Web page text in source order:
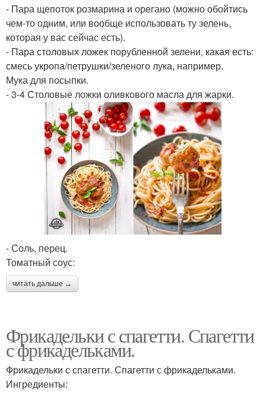
- Пара щепоток розмарина и орегано (можно обойтись
чем-то одним, или вообще использовать ту зелень,
которая у вас сейчас есть).
- Пара столовых ложек порубленной зелени, какая есть:
смесь укропа/петрушки/зеленого лука, например.
Мука для посыпки.
- 3-4 Столовые ложки оливкового масла для жарки.
- Соль, перец.
Томатный соус:
читать дальше →
Фрикадельки с спагетти. Спагетти
с фрикадельками.
Фрикадельки с спагетти. Спагетти с фрикадельками.
Ингредиенты: